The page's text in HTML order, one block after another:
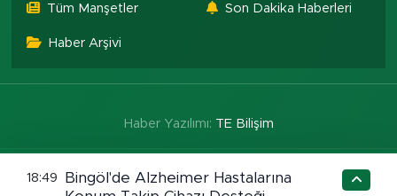
Tüm Manşetler Son Dakika Haberleri
Haber Arşivi
Haber Yazılımı: TE Bilişim
18:49
Bingöl'de Alzheimer Hastalarına